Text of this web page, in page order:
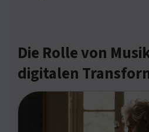
Die Rolle von
digitalen